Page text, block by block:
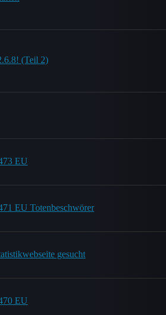
(Teil 2)
EU
EU Totenbeschwörer
gesucht
EU